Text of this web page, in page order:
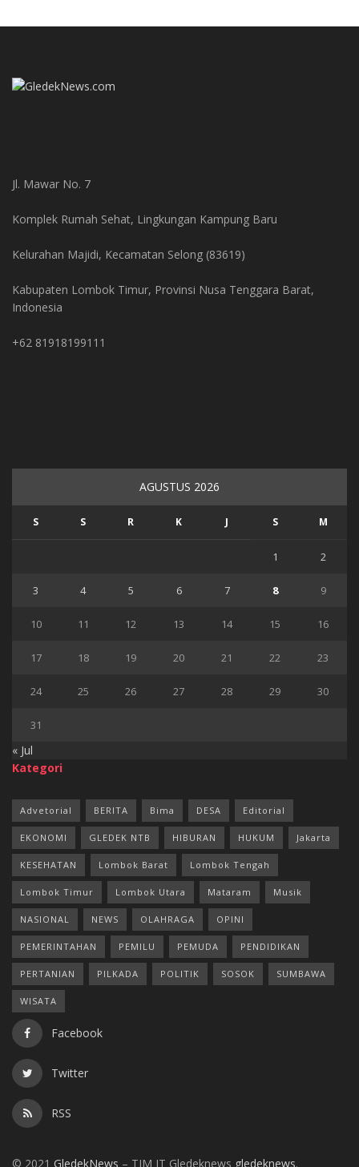
Jl. Mawar No. 7
Komplek Rumah Sehat, Lingkungan Kampung Baru
Kelurahan Majidi, Kecamatan Selong (83619)
Kabupaten Lombok Timur, Provinsi Nusa Tenggara Barat,
Indonesia
+62 81918199111
AGUSTUS 2026
S S R K J S M
1 2
3 4 5 6 7 8 9
10 11 12 13 14 15 16
17 18 19 20 21 22 23
24 25 26 27 28 29 30
31
« Jul
Kategori
Advetorial BERITA Bima DESA Editorial
EKONOMI GLEDEK NTB HIBURAN HUKUM Jakarta
KESEHATAN Lombok Barat Lombok Tengah
Lombok Timur Lombok Utara Mataram Musik
NASIONAL NEWS OLAHRAGA OPINI
PEMERINTAHAN PEMILU PEMUDA PENDIDIKAN
PERTANIAN PILKADA POLITIK SOSOK SUMBAWA
WISATA
Facebook
Twitter
RSS
© 2021 GledekNews – TIM IT Gledeknews gledeknews.